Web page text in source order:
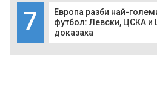
7
Европа разби най-
футбол: Левски, ЦСКА и
доказаха